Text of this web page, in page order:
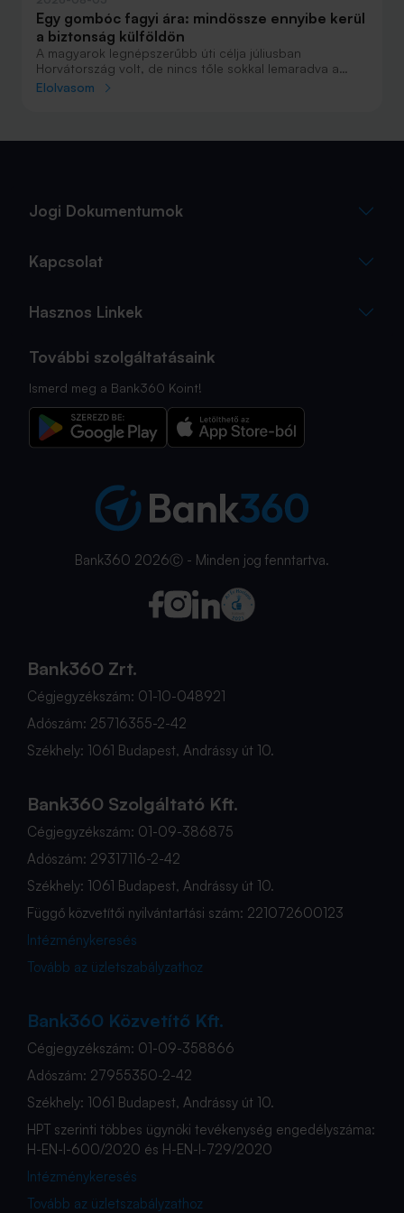
Egy gombóc fagyi ára: mindössze ennyibe kerül
a biztonság külföldön
A magyarok legnépszerűbb úti célja júliusban
Horvátország volt, de nincs tőle sokkal lemaradva a
júniust megnyerő Olaszország sem. A tengerparti
Elolvasom
Jogi Dokumentumok
Kapcsolat
Hasznos Linkek
További szolgáltatásaink
Ismerd meg a Bank360 Koint!
Bank360 2026Ⓒ - Minden jog fenntartva.
Bank360 Zrt.
Cégjegyzékszám: 01-10-048921
Adószám: 25716355-2-42
Székhely: 1061 Budapest, Andrássy út 10.
Bank360 Szolgáltató Kft.
Cégjegyzékszám: 01-09-386875
Adószám: 29317116-2-42
Székhely: 1061 Budapest, Andrássy út 10.
Függő közvetítői nyilvántartási szám: 221072600123
Intézménykeresés
Tovább az üzletszabályzathoz
Bank360 Közvetítő Kft.
Cégjegyzékszám: 01-09-358866
Adószám: 27955350-2-42
Székhely: 1061 Budapest, Andrássy út 10.
HPT szerinti többes ügynöki tevékenység engedélyszáma:
H-EN-I-600/2020 és H-EN-I-729/2020
Intézménykeresés
Tovább az üzletszabályzathoz